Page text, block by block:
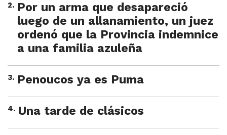
2. Por un arma que desapareció
luego de un allanamiento, un juez
ordenó que la Provincia indemnice
a una familia azuleña
3. Penoucos ya es Puma
4. Una tarde de clásicos